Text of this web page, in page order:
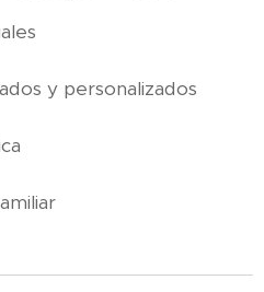
y personalizados